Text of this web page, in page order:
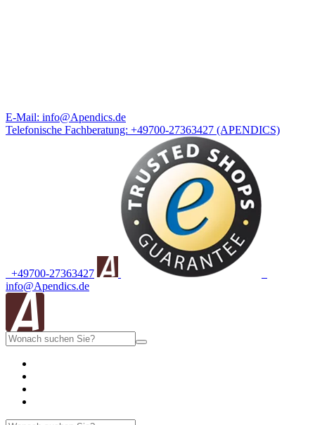
E-Mail: info@Apendics.de
Telefonische Fachberatung: +49700-27363427 (APENDICS)
+49700-27363427
info@Apendics.de